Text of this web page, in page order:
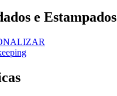
e Estampados